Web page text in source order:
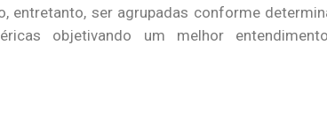
entretanto, ser agrupadas conforme
objetivando um melhor